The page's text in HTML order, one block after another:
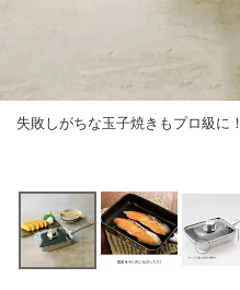
失敗しがちな玉子焼きもプロ級に！